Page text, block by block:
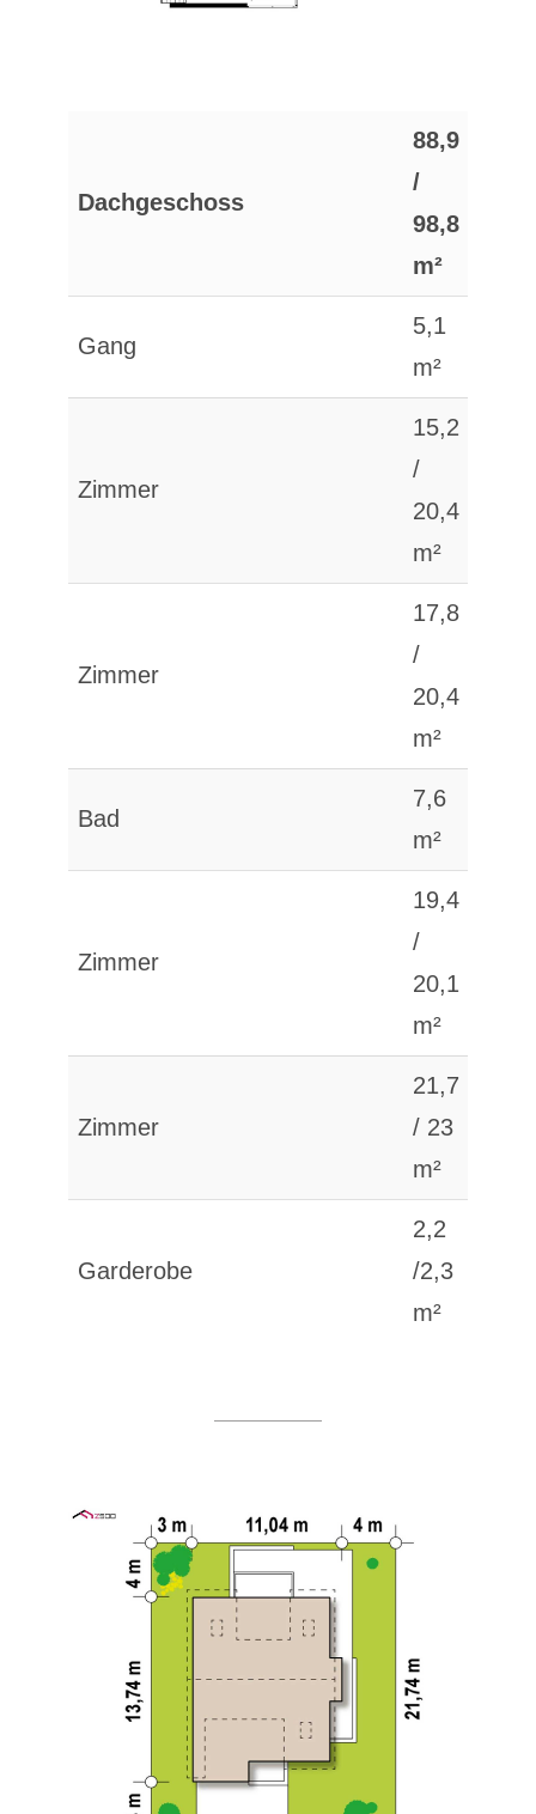
Dachgeschoss
88,9
/
98,8
m²
Gang
5,1
m²
Zimmer
15,2
/
20,4
m²
Zimmer
17,8
/
20,4
m²
Bad
7,6
m²
Zimmer
19,4
/
20,1
m²
Zimmer
21,7
/ 23
m²
Garderobe
2,2
/2,3
m²